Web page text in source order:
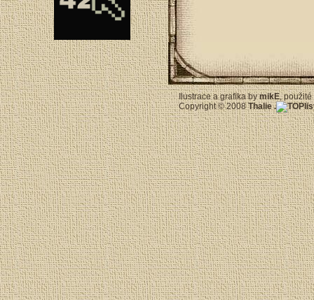
Ilustrace a grafika bymikE,
Copyright © 2008Thalie .